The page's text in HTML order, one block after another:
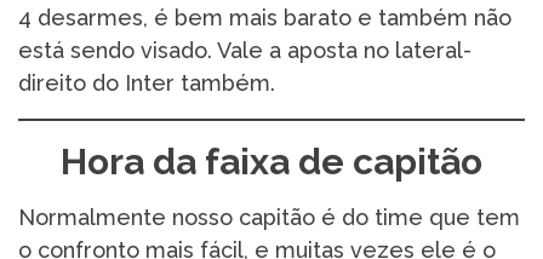
4 desarmes, é bem mais barato e também não
está sendo visado. Vale a aposta no lateral-
direito do Inter também.
Hora da faixa de capitão
Normalmente nosso capitão é do time que tem
o confronto mais fácil, e muitas vezes ele é o